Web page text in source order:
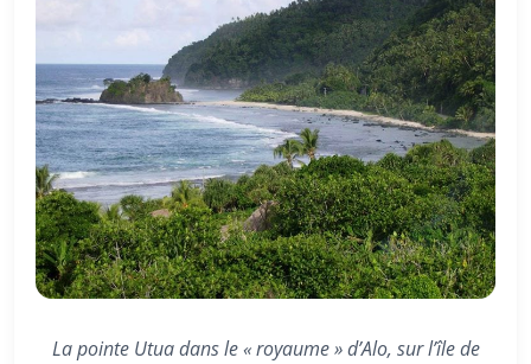
La pointe Utua dans le « royaume » d’Alo, sur l’île de